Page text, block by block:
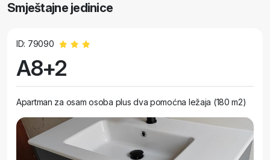
Smještajne jedinice
ID: 79090
A8+2
Apartman za osam osoba plus dva pomoćna ležaja (180 m2)